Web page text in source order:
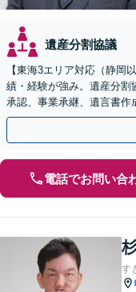
遺産分割協議
【東海3エリア対応（静岡
績・経験が強み。遺産分割
承認、事業承継、遺言書作
携して円滑な問題解決を目
電話でお問い合
す